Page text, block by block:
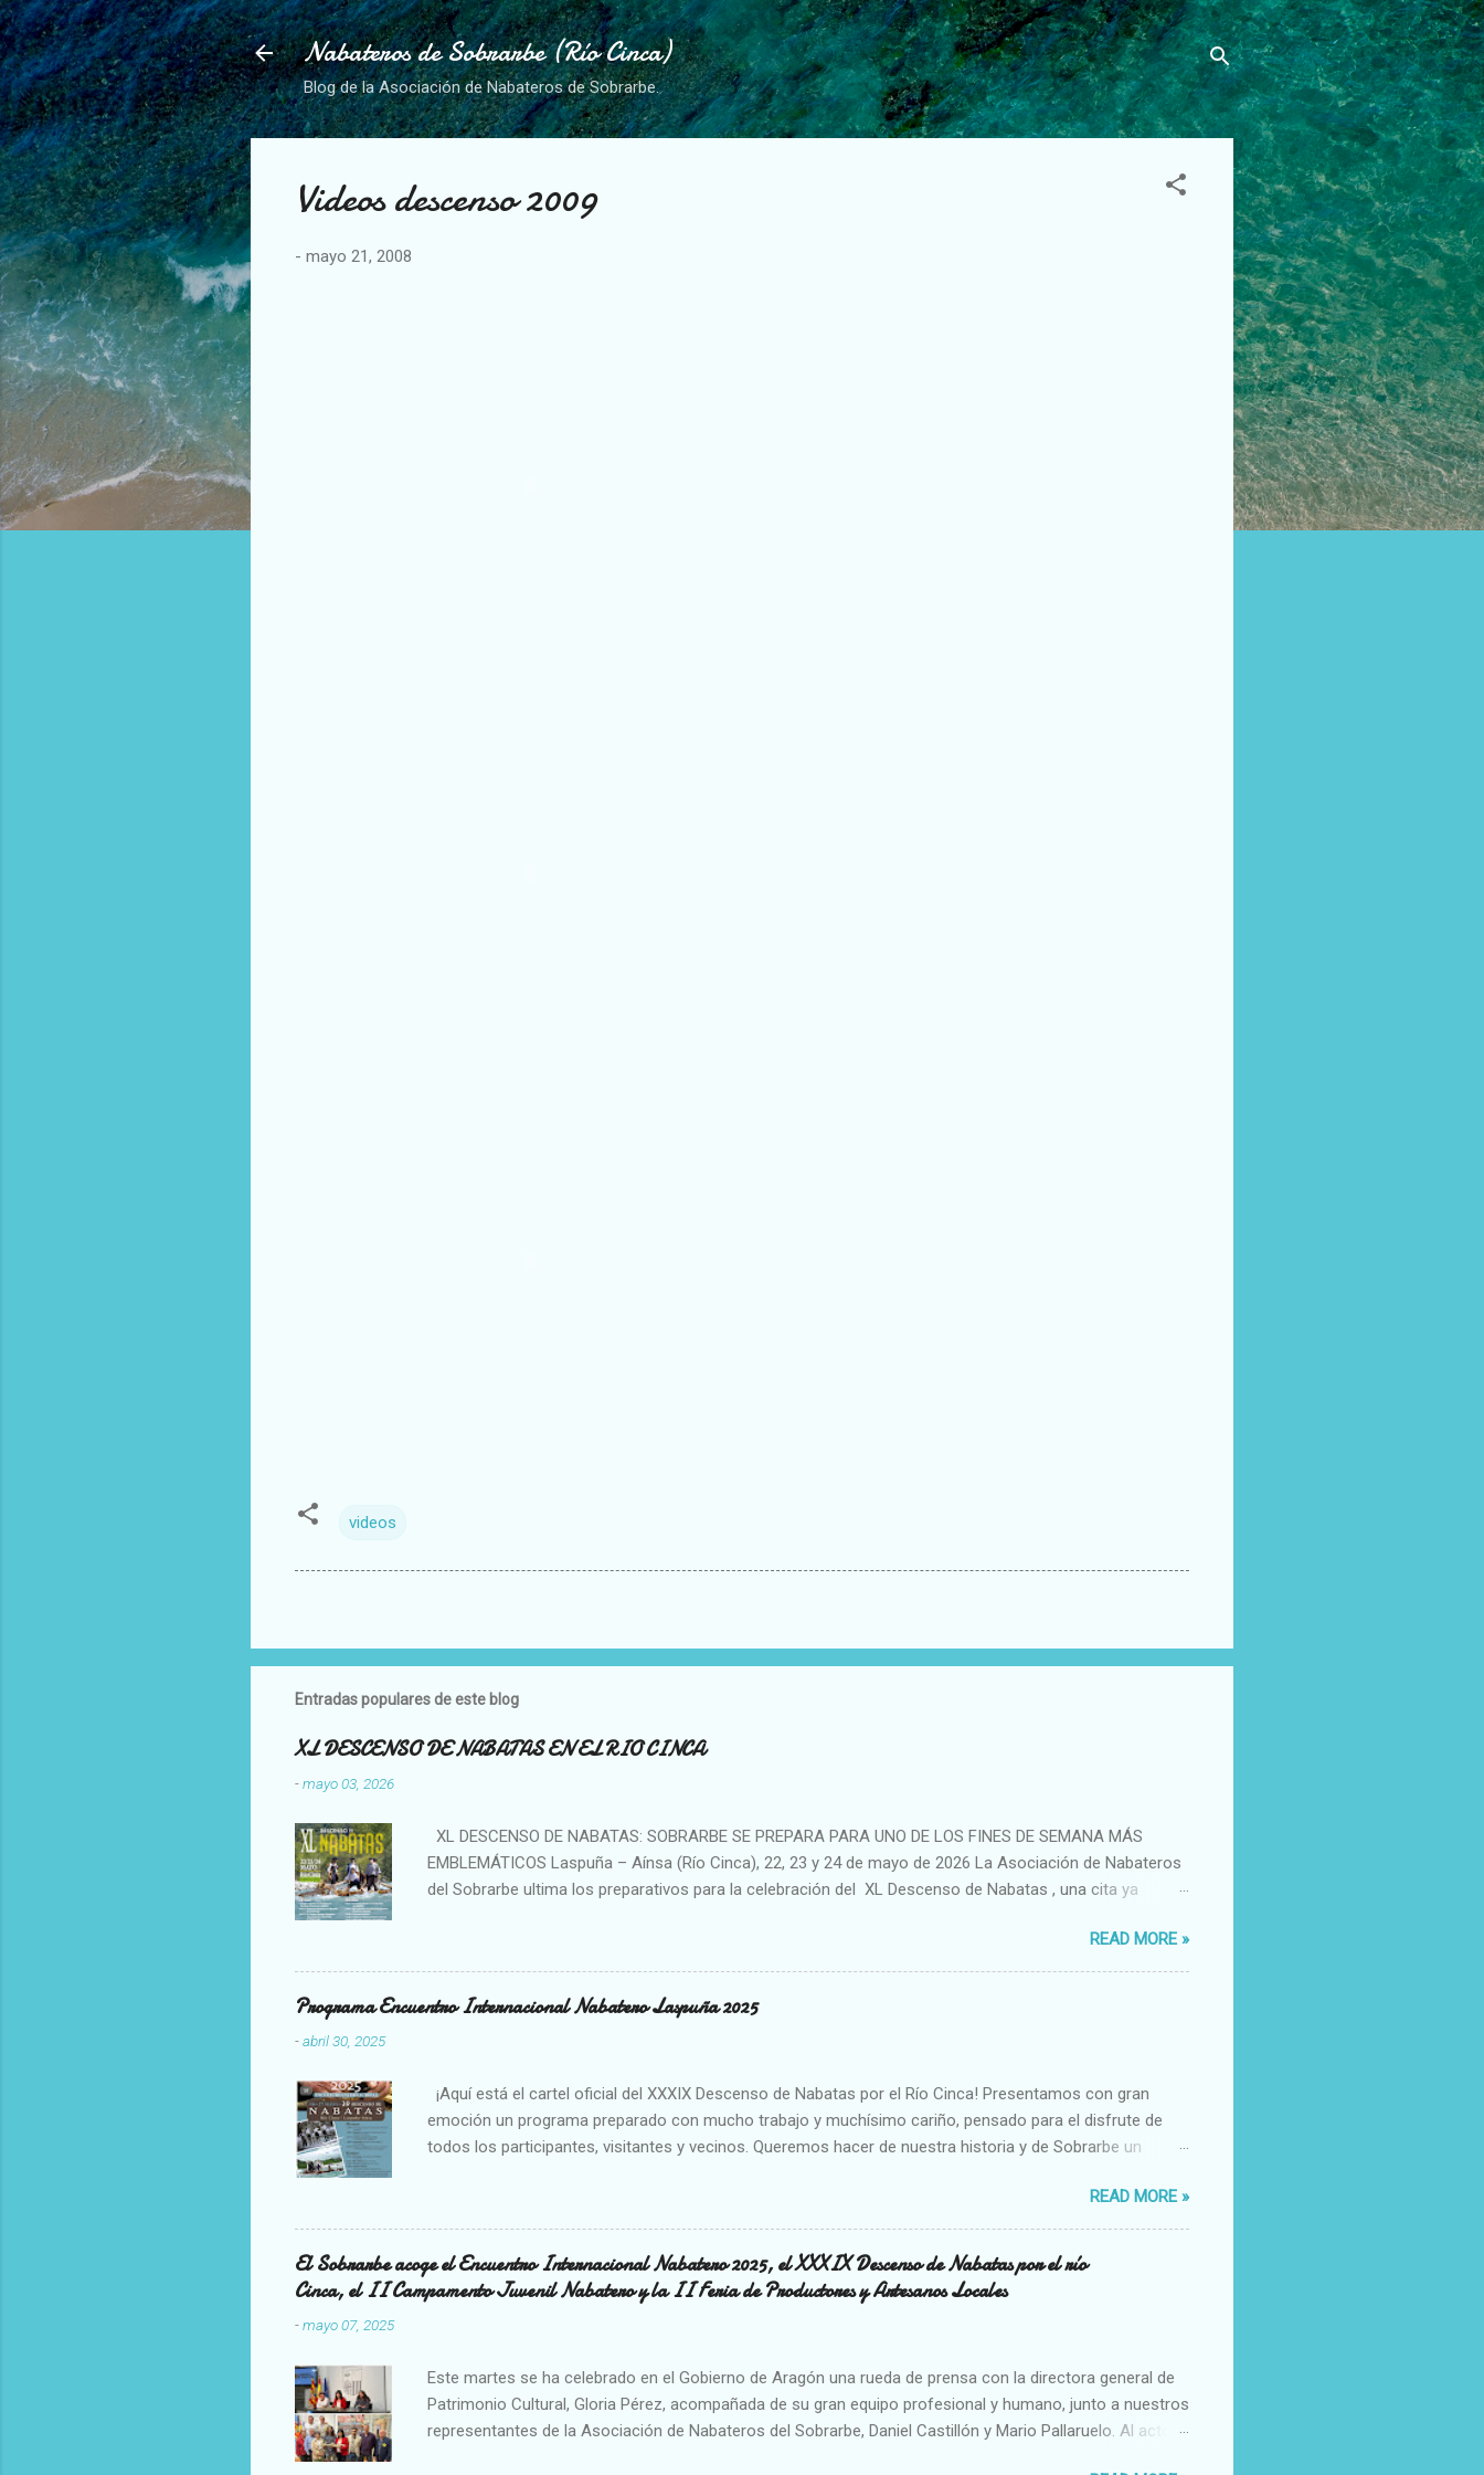
Ir al contenido principal
Nabateros de Sobrarbe (Río Cinca)
Blog de la Asociación de Nabateros de Sobrarbe.
Videos descenso 2009
- mayo 21, 2008
videos
Entradas populares de este blog
XL DESCENSO DE NABATAS EN EL RIO CINCA
-mayo 03, 2026
XL DESCENSO DE NABATAS: SOBRARBE SE PREPARA PARA UNO DE LOS FINES DE SEMANA MÁS
EMBLEMÁTICOS Laspuña – Aínsa (Río Cinca), 22, 23 y 24 de mayo de 2026 La Asociación de Nabateros
del Sobrarbe ultima los preparativos para la celebración del XL Descenso de Nabatas , una cita ya
calendario tradicional de Aragón. Durante los días 22, 23 y 24 de mayo , Laspuña y Aínsa, junto a
Puyarruego como escenario de inicio, en pleno Sobrarbe , volverán a situarse en el centro de la actividad
cultural y turística con un programa que combina tradición, historia, participación popular y dinamización
del territorio. El cartel oficial refleja la esencia del Descenso, con el río Cinca como eje, la nabata como
READ MORE »
Programa Encuentro Internacional Nabatero Laspuña 2025
-abril 30, 2025
¡Aquí está el cartel oficial del XXXIX Descenso de Nabatas por el Río Cinca! Presentamos con gran
emoción un programa preparado con mucho trabajo y muchísimo cariño, pensado para el disfrute de
todos los participantes, visitantes y vecinos. Queremos hacer de nuestra historia y de Sobrarbe un
👉🏻Este sábado 3 de mayo, damos el pistoletazo de salida a una de las celebraciones más queridas del
Pirineo: 🔹 17:00 h – Inauguración del Puente y la Ruta de los Nabateros en Puyarruego 🔹 18:30 h –
Presentación oficial del Encuentro Internacional Nabatero en el Puente de Laspuña, junto al río Cinca
Este año celebramos con gran entusiasmo el XXXIX Descenso de Nabatas, donde los nabateros del
Sobrarbe se preparan para recorrer 12 km entre Laspuña y Aínsa a través del río Cinca. Una cita cargada
READ MORE »
El Sobrarbe acoge el Encuentro Internacional Nabatero 2025, el XXXIX Descenso de Nabatas por el río
Cinca, el II Campamento Juvenil Nabatero y la II Feria de Productores y Artesanos Locales
-mayo 07, 2025
Este martes se ha celebrado en el Gobierno de Aragón una rueda de prensa con la directora general de
Patrimonio Cultural, Gloria Pérez, acompañada de su gran equipo profesional y humano, junto a nuestros
representantes de la Asociación de Nabateros del Sobrarbe, Daniel Castillón y Mario Pallaruelo. Al acto